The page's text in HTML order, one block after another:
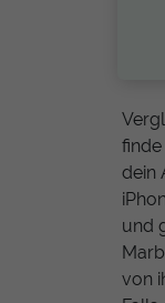
finde
dein
und
von